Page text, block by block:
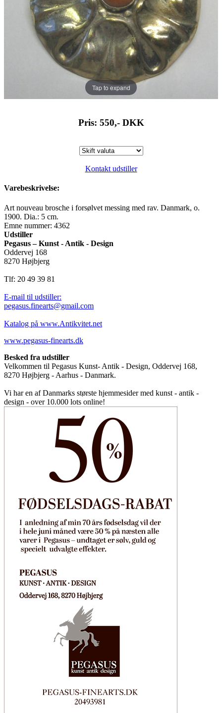
Tap to expand
Pris: 550,- DKK
Kontakt udstiller
Varebeskrivelse:
Art nouveau brosche i forsølvet messing med rav. Danmark, o.
1900. Dia.: 5 cm.
Emne nummer: 4362
Udstiller
Pegasus – Kunst - Antik - Design
Oddervej 168
8270 Højbjerg
Tlf: 20 49 39 81
E-mail til udstiller:
pegasus.finearts@gmail.com
Katalog på www.Antikvitet.net
www.pegasus-finearts.dk
Besked fra udstiller
Velkommen til Pegasus Kunst- Antik - Design, Oddervej 168,
8270 Højbjerg - Aarhus - Danmark.
Vi har en af Danmarks største hjemmesider med kunst - antik -
design - over 10.000 lots online!